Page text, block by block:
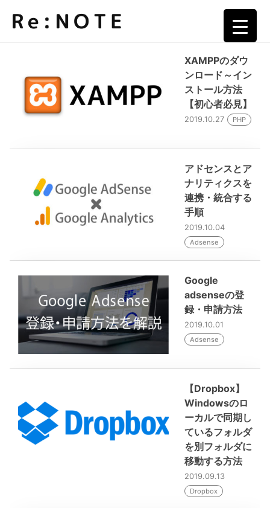
新着記事
XAMPPのダウ
ンロード～イン
ストール方法
【初心者必見】
2019.10.27 PHP
アドセンスとア
ナリティクスを
連携・統合する
手順
2019.10.04
Adsense
Google
adsenseの登
録・申請方法
2019.10.01
Adsense
【Dropbox】
Windowsのロ
ーカルで同期し
ているフォルダ
を別フォルダに
移動する方法
2019.09.13
Dropbox
▼
▼